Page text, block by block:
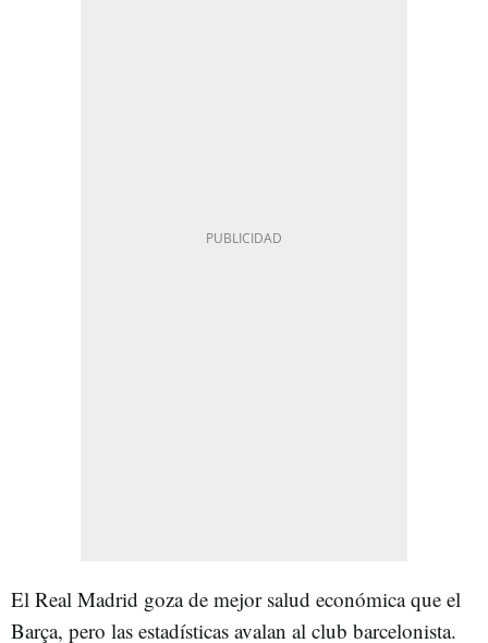
El Real Madrid goza de mejor salud económica que el
Barça, pero las estadísticas avalan al club barcelonista.